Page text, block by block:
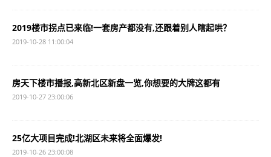
2019楼市拐点已来临!一套房产都没有,还跟着别人瞎起哄？
2019-10-28 11:00:04
房天下楼市播报,高新北区新盘一览,你想要的大牌这都有
2019-10-27 23:00:06
25亿大项目完成!北湖区未来将全面爆发!
2019-10-26 23:00:08